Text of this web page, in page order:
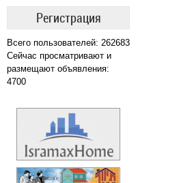
Регистрация
Всего пользователей: 262683
Сейчас просматривают и
размещают объявления:
4700